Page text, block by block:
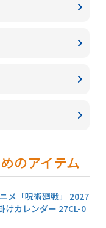
のアイテム
メ「呪術廻戦」 2027
けカレンダー 27CL-0